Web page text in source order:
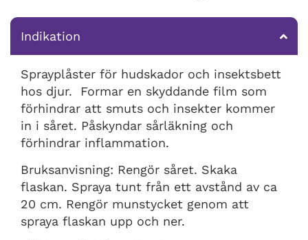
Indikation
Sprayplåster för hudskador och insektsbett
hos djur. Formar en skyddande film som
förhindrar att smuts och insekter kommer
in i såret. Påskyndar sårläkning och
förhindrar inflammation.
Bruksanvisning: Rengör såret. Skaka
flaskan. Spraya tunt från ett avstånd av ca
20 cm. Rengör munstycket genom att
spraya flaskan upp och ner.